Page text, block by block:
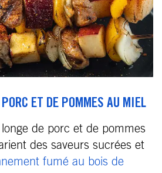
ET DE POMMES AU MIEL
de porc et de pommes
des saveurs sucrées et
fumé au bois de